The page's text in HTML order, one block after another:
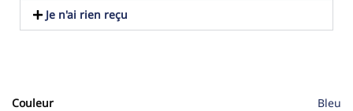
Je n'ai rien reçu
Couleur Bleu